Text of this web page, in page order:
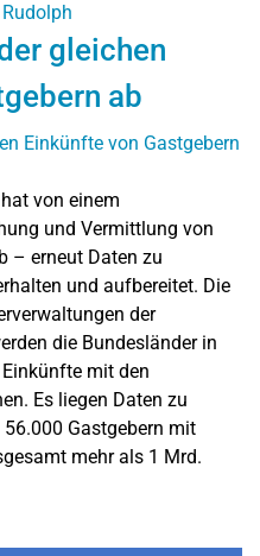
gleichen
ab
von einem
und Vermittlung von
– erneut Daten zu
und aufbereitet. Die
der
die Bundesländer in
mit den
Es liegen Daten zu
Gastgebern mit
mehr als 1 Mrd.